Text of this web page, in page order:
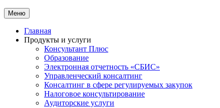
Меню
Главная
Продукты и услуги
Консультант Плюс
Образование
Электронная отчетность «СБИС»
Управленческий консалтинг
Консалтинг в сфере регулируемых закупок
Налоговое консультирование
Аудиторские услуги